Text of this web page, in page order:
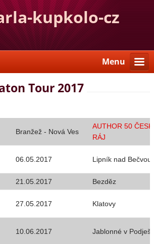
kupkolo-cz
Menu
Tour 2017
Branžež - Nová Ves
AUTHOR 50
RÁJ
06.05.2017 Lipník nad Bečvou
21.05.2017 Bezděz
27.05.2017 Klatovy
10.06.2017 Jablonné v